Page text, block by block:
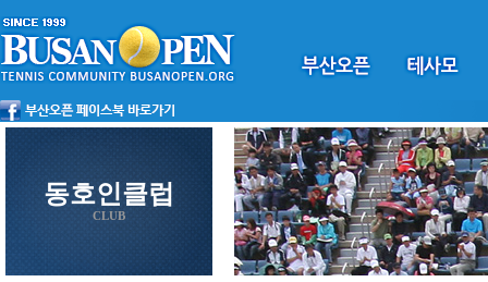
동호인클럽
CLUB